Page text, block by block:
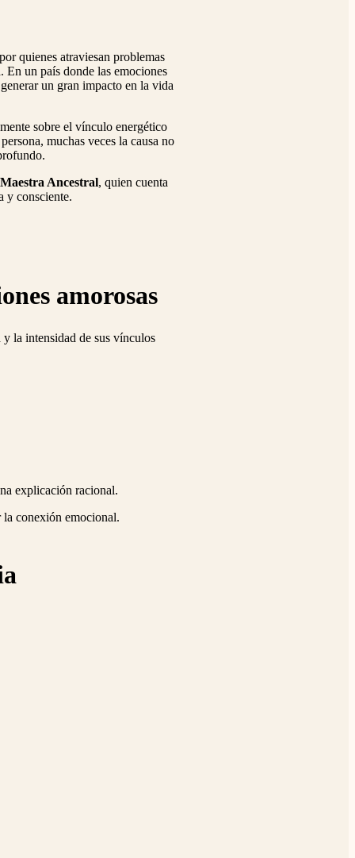
quienes atraviesan problemas
En un país donde las emociones
un gran impacto en la vida
sobre el vínculo energético
muchas veces la causa no
Maestra Ancestral, quien cuenta
y consciente.
amorosas
la intensidad de sus vínculos
explicación racional.
la conexión emocional.